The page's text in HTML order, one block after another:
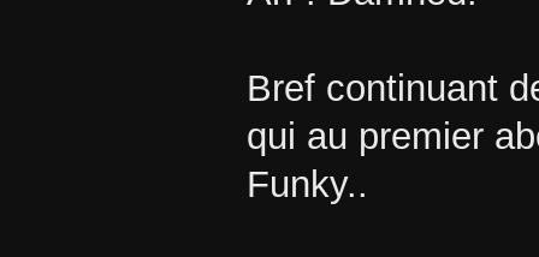
Bref continuant
qui au premier
Funky..